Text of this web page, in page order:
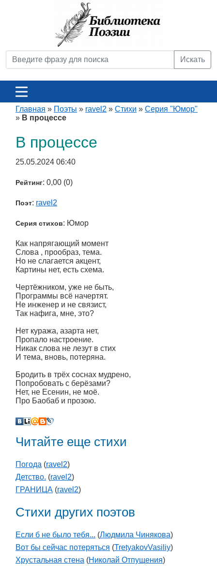
Искать
Главная » Поэты » ravel2 » Стихи » Серия "Юмор"
» В процессе
В процессе
25.05.2024 06:40
Рейтинг: 0,00 (0)
Поэт: ravel2
Серия стихов: Юмор
Как напрягающий момент
Слова , прообраз, тема.
Но не слагается акцент,
Картины нет, есть схема.
Чертёжником, уже не быть,
Программы всё начертят.
Не инженер и не связист,
Так нафига, мне, это?
Нет куража, азарта нет,
Пропало настроение.
Никак слова не лезут в стих
И тема, вновь, потеряна.
Бродить в трёх соснах мудрено,
Попробовать с берёзами?
Нет, не Есенин, не моё.
Про Баобаб и прозою.
Читайте еще стихи
Погода (ravel2)
Детство. (ravel2)
ГРАНИЦА (ravel2)
Стихи других поэтов
Если б не было тебя... (Людмила Чинякова)
Вот бы сейчас потеряться (TretyakovVasiliy)
Хрустальная стена (Николай Отпущения)